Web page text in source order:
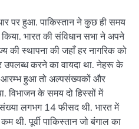
पर हुआ. पाकिस्तान ने कुछ ही समय
किया. भारत की संविधान सभा ने अपने
की स्थापना की जहाँ हर नागरिक को
उपलब्ध करने का वायदा था. नेहरू के
आरम्भ हुआ तो अल्पसंख्यकों और
विभाजन के समय दो हिस्सों में
संख्या लगभग 14 फीसद थी. भारत में
थी. पूर्वी पाकिस्तान जो बंगाल का